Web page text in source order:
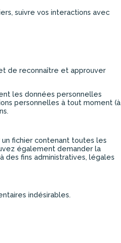
suivre vos interactions avec
de reconnaître et approuver
les données personnelles
personnelles à tout moment (à
fichier contenant toutes les
également demander la
des fins administratives, légales
indésirables.